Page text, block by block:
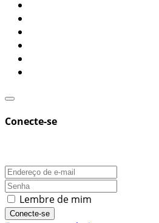
Conecte-se
Lembre de mim
Conecte-se